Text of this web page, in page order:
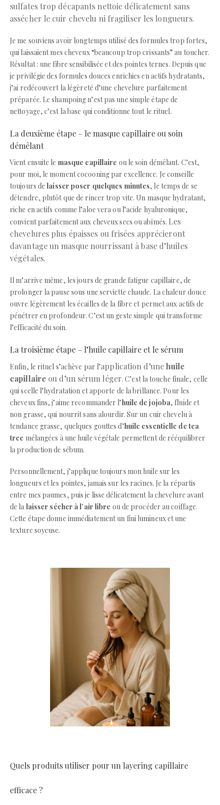
sulfates trop décapants nettoie délicatement sans
assécher le cuir chevelu ni fragiliser les longueurs.
Je me souviens avoir longtemps utilisé des formules trop fortes,
qui laissaient mes cheveux “beaucoup trop crissants” au toucher.
Résultat : une fibre sensibilisée et des pointes ternes. Depuis que
je privilégie des formules douces enrichies en actifs hydratants,
j’ai redécouvert la légèreté d’une chevelure parfaitement
préparée. Le shampoing n’est pas une simple étape de
nettoyage, c’est la base qui conditionne tout le rituel.
La deuxième étape – le masque capillaire ou soin
démêlant
Vient ensuite le masque capillaire ou le soin démêlant. C’est,
pour moi, le moment cocooning par excellence. Je conseille
toujours delaisser poser quelques minutes, le temps de se
détendre, plutôt que de rincer trop vite. Un masque hydratant,
riche en actifs comme l’aloe vera ou l’acide hyaluronique,
convient parfaitement aux cheveux secs ou abîmés. Les
chevelures plus épaisses ou frisées apprécieront
davantage un masque nourrissant à base d’huiles
végétales.
Il m’arrive même, les jours de grande fatigue capillaire, de
prolonger la pause sous une serviette chaude. La chaleur douce
ouvre légèrement les écailles de la fibre et permet aux actifs de
pénétrer en profondeur. C’est un geste simple qui transforme
l’efficacité du soin.
La troisième étape – l’huile capillaire et le sérum
Enfin, le rituel s’achève par l’application d’unehuile
capillaire ou d’un sérum léger. C’est la touche finale, celle
qui scelle l’hydratation et apporte de la brillance. Pour les
cheveux fins, j’aime recommander l’huile de jojoba, fluide et
non grasse, qui nourrit sans alourdir. Sur un cuir chevelu à
tendance grasse, quelques gouttes d’huile essentielle de tea
tree mélangées à une huile végétale permettent de rééquilibrer
la production de sébum.
Personnellement, j’applique toujours mon huile sur les
longueurs et les pointes, jamais sur les racines. Je la répartis
entre mes paumes, puis je lisse délicatement la chevelure avant
de la laisser sécher à l’air libre ou de procéder au coiffage.
Cette étape donne immédiatement un fini lumineux et une
texture soyeuse.
Quels produits utiliser pour un layering capillaire
efficace ?